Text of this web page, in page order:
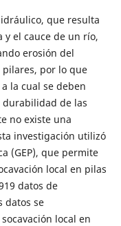
que resulta
el cauce de un río,
erosión del
por lo que
la cual se deben
de las
no existe una
investigación utilizó
(GEP), que permite
local en pilas
datos de
datos se
local en